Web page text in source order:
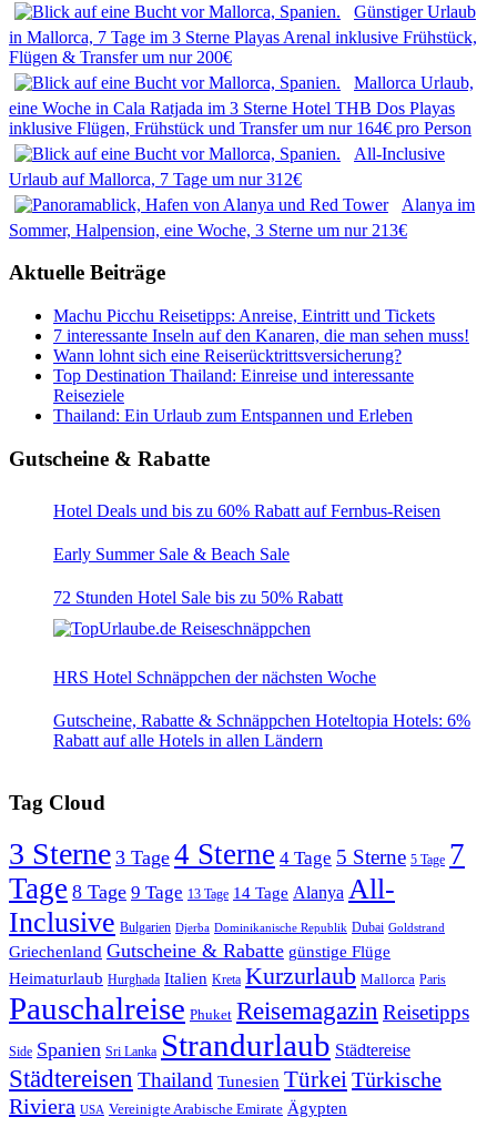
Günstiger Urlaub
in Mallorca, 7 Tage im 3 Sterne Playas Arenal inklusive Frühstück,
Flügen & Transfer um nur 200€
Mallorca Urlaub,
eine Woche in Cala Ratjada im 3 Sterne Hotel THB Dos Playas
inklusive Flügen, Frühstück und Transfer um nur 164€ pro Person
All-Inclusive
Urlaub auf Mallorca, 7 Tage um nur 312€
Alanya im
Sommer, Halpension, eine Woche, 3 Sterne um nur 213€
Aktuelle Beiträge
Machu Picchu Reisetipps: Anreise, Eintritt und Tickets
7 interessante Inseln auf den Kanaren, die man sehen muss!
Wann lohnt sich eine Reiserücktrittsversicherung?
Top Destination Thailand: Einreise und interessante
Reiseziele
Thailand: Ein Urlaub zum Entspannen und Erleben
Gutscheine & Rabatte
Hotel Deals und bis zu 60% Rabatt auf Fernbus-Reisen
Early Summer Sale & Beach Sale
72 Stunden Hotel Sale bis zu 50% Rabatt
HRS Hotel Schnäppchen der nächsten Woche
Gutscheine, Rabatte & Schnäppchen Hoteltopia Hotels: 6%
Rabatt auf alle Hotels in allen Ländern
Tag Cloud
3 Sterne 3 Tage 4 Sterne 4 Tage 5 Sterne 5 Tage 7
Tage 8 Tage 9 Tage 13 Tage 14 Tage Alanya All-
Inclusive Bulgarien Djerba Dominikanische Republik Dubai Goldstrand
Griechenland Gutscheine & Rabatte günstige Flüge
Heimaturlaub Hurghada Italien Kreta Kurzurlaub Mallorca Paris
Pauschalreise Phuket Reisemagazin Reisetipps
Side Spanien Sri Lanka Strandurlaub Städtereise
Städtereisen Thailand Tunesien TürkeiTürkische
Riviera USA Vereinigte Arabische Emirate Ägypten